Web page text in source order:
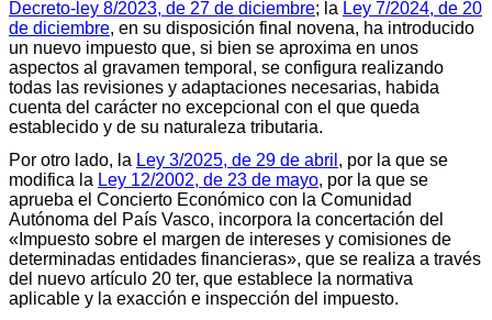
Decreto-ley 8/2023, de 27 de diciembre; la Ley 7/2024, de 20
de diciembre, en su disposición final novena, ha introducido
un nuevo impuesto que, si bien se aproxima en unos
aspectos al gravamen temporal, se configura realizando
todas las revisiones y adaptaciones necesarias, habida
cuenta del carácter no excepcional con el que queda
establecido y de su naturaleza tributaria.
Por otro lado, la Ley 3/2025, de 29 de abril , por la que se
modifica la Ley 12/2002, de 23 de mayo, por la que se
aprueba el Concierto Económico con la Comunidad
Autónoma del País Vasco, incorpora la concertación del
«Impuesto sobre el margen de intereses y comisiones de
determinadas entidades financieras», que se realiza a través
del nuevo artículo 20 ter, que establece la normativa
aplicable y la exacción e inspección del impuesto.